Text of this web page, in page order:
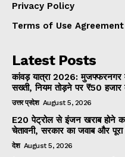
Privacy Policy
Terms of Use Agreement
Latest Posts
कांवड़ यात्रा 2026:
सख्ती, नियम तोड़ने पर ₹50 हजार
उत्तर प्रदेश August 5, 2026
E20 पेट्रोल से इंजन खराब होने
चेतावनी, सरकार का जवाब और
देश August 5, 2026